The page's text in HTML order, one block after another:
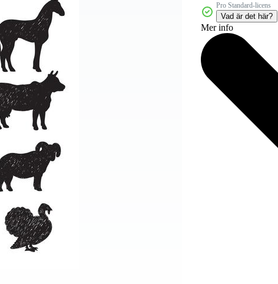
Pro Standard-licens
Vad är det här?
Mer info